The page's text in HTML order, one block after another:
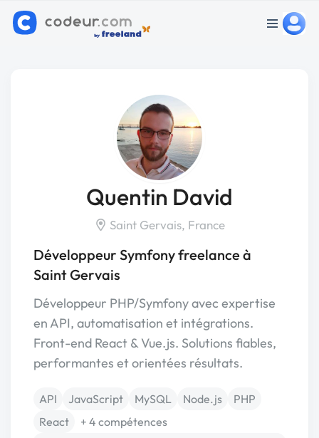
Quentin David
Saint Gervais, France
Développeur Symfony freelance à
Saint Gervais
Développeur PHP/Symfony avec expertise
en API, automatisation et intégrations.
Front-end React & Vue.js. Solutions fiables,
performantes et orientées résultats.
API JavaScript MySQL Node.js
PHP
React
+ 4 compétences